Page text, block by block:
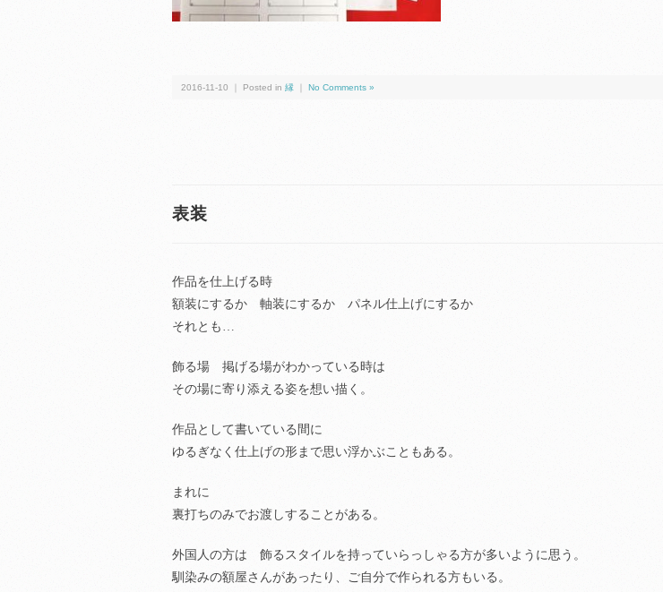
2016-11-10 ｜ Posted in 縁 No Comments »
表装
作品を仕上げる時
額装にするか 軸装にするか パネル仕上げにするか
それとも…
飾る場 掲げる場がわかっている時は
その場に寄り添える姿を想い描く。
作品として書いている間に
ゆるぎなく仕上げの形まで思い浮かぶこともある。
まれに
裏打ちのみでお渡しすることがある。
外国人の方は 飾るスタイルを持っていらっしゃる方が多いように思う。
馴染みの額屋さんがあったり、ご自分で作られる方もいる。